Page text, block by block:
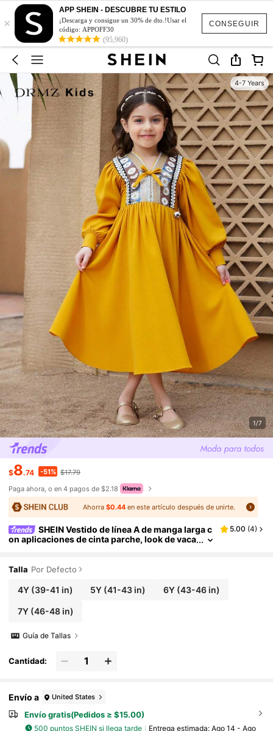
CONSEGUIR
×
APP SHEIN - DESCUBRE TU ESTILO
¡Descarga y consigue un 30% de dto.!Usar el
código: APPOFF30
(95,960)
4-7 Years
1/7
$8.74 -51% $17.79
Paga ahora, o en 4 pagos de $2.18
Ahorra $0.44en este artículo después de unirte.
SHEIN Vestido de línea A de manga larga c
on aplicaciones de cinta parche, look de vaca
5.00 (4)
Talla Por Defecto
4Y(39-41 in) 5Y (41-43 in) 6Y(43-46 in)
7Y(46-48 in)
Guía de Tallas
Cantidad:
Envío a United States
Envío gratis(Pedidos ≥ $15.00)
500 puntos SHEIN si llega tarde Entrega estimada: Ago 14 - Ago